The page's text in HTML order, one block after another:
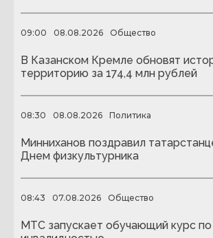
09:00 08.08.2026 Общество
В Казанском Кремле обновят
территорию за 174,4 млн рублей
08:30 08.08.2026 Политика
Минниханов поздравил
Днем физкультурника
08:43 07.08.2026 Общество
МТС запускает обучающий курс